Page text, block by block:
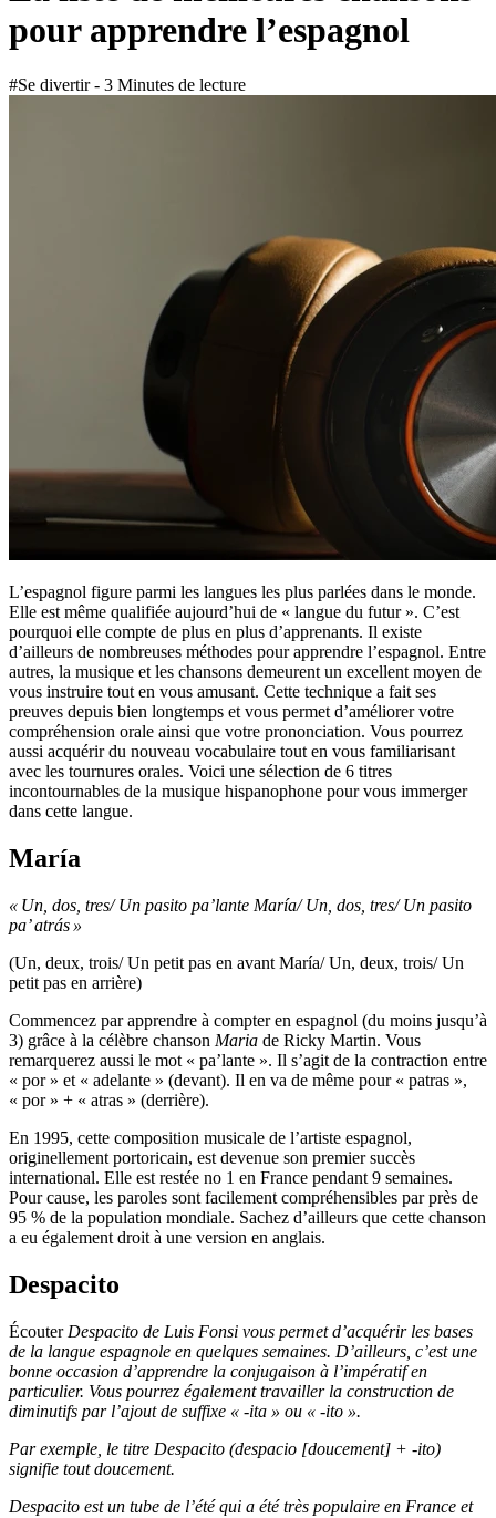
pour apprendre l’espagnol
#Se divertir - 3 Minutes de lecture
L’espagnol figure parmi les langues les plus parlées dans le monde.
Elle est même qualifiée aujourd’hui de « langue du futur ». C’est
pourquoi elle compte de plus en plus d’apprenants. Il existe
d’ailleurs de nombreuses méthodes pour apprendre l’espagnol. Entre
autres, la musique et les chansons demeurent un excellent moyen de
vous instruire tout en vous amusant. Cette technique a fait ses
preuves depuis bien longtemps et vous permet d’améliorer votre
compréhension orale ainsi que votre prononciation. Vous pourrez
aussi acquérir du nouveau vocabulaire tout en vous familiarisant
avec les tournures orales. Voici une sélection de 6 titres
incontournables de la musique hispanophone pour vous immerger
dans cette langue.
María
« Un, dos, tres/ Un pasito pa’lante María/ Un, dos, tres/ Un pasito
pa’ atrás »
(Un, deux, trois/ Un petit pas en avant María/ Un, deux, trois/ Un
petit pas en arrière)
Commencez par apprendre à compter en espagnol (du moins jusqu’à
3) grâce à la célèbre chanson Maria de Ricky Martin. Vous
remarquerez aussi le mot « pa’lante ». Il s’agit de la contraction entre
« por » et « adelante » (devant). Il en va de même pour « patras »,
« por » + « atras » (derrière).
En 1995, cette composition musicale de l’artiste espagnol,
originellement portoricain, est devenue son premier succès
international. Elle est restée no 1 en France pendant 9 semaines.
Pour cause, les paroles sont facilement compréhensibles par près de
95 % de la population mondiale. Sachez d’ailleurs que cette chanson
a eu également droit à une version en anglais.
Despacito
Écouter Despacito de Luis Fonsi vous permet d’acquérir les bases
de la langue espagnole en quelques semaines. D’ailleurs, c’est une
bonne occasion d’apprendre la conjugaison à l’impératif en
particulier. Vous pourrez également travailler la construction de
diminutifs par l’ajout de suffixe « -ita » ou « -ito ».
Par exemple, le titre Despacito (despacio [doucement] + -ito)
signifie tout doucement.
Despacito est un tube de l’été qui a été très populaire en France et